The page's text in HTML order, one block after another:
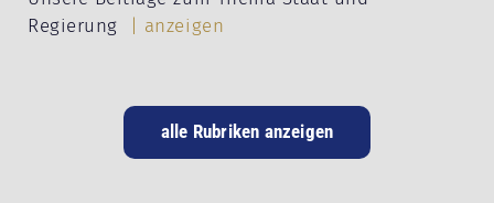
Regierung
| anzeigen
alle Rubriken anzeigen